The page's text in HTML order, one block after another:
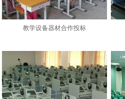
教学设备器材合作投标